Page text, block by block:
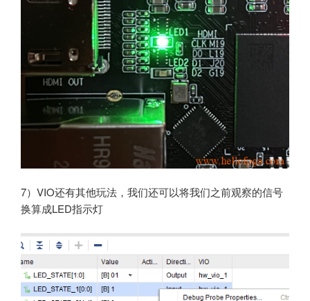
7）VIO还有其他玩法，我们还可以将我们之前观察的信号
换算成LED指示灯